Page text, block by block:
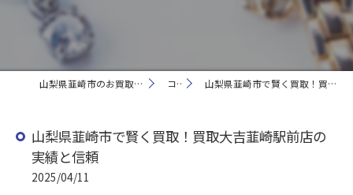
山梨県韮崎市のお買取なら買取大吉 韮崎駅前店 コラム 山梨県韮崎市で賢く買取！買取大吉韮崎駅前店の実績と信頼
山梨県韮崎市で賢く買取！買取大吉韮崎駅前店の
実績と信頼
2025/04/11